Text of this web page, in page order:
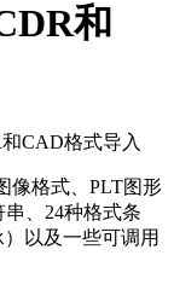
和
CAD格式导入
像格式、PLT图形
串、24种格式条
以及一些可调用